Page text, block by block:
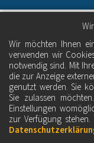
Wir möchten Ihnen
verwenden wir
notwendig sind. Mit
die zur Anzeige
genutzt werden. Sie
Sie zulassen
Einstellungen
zur Verfügung